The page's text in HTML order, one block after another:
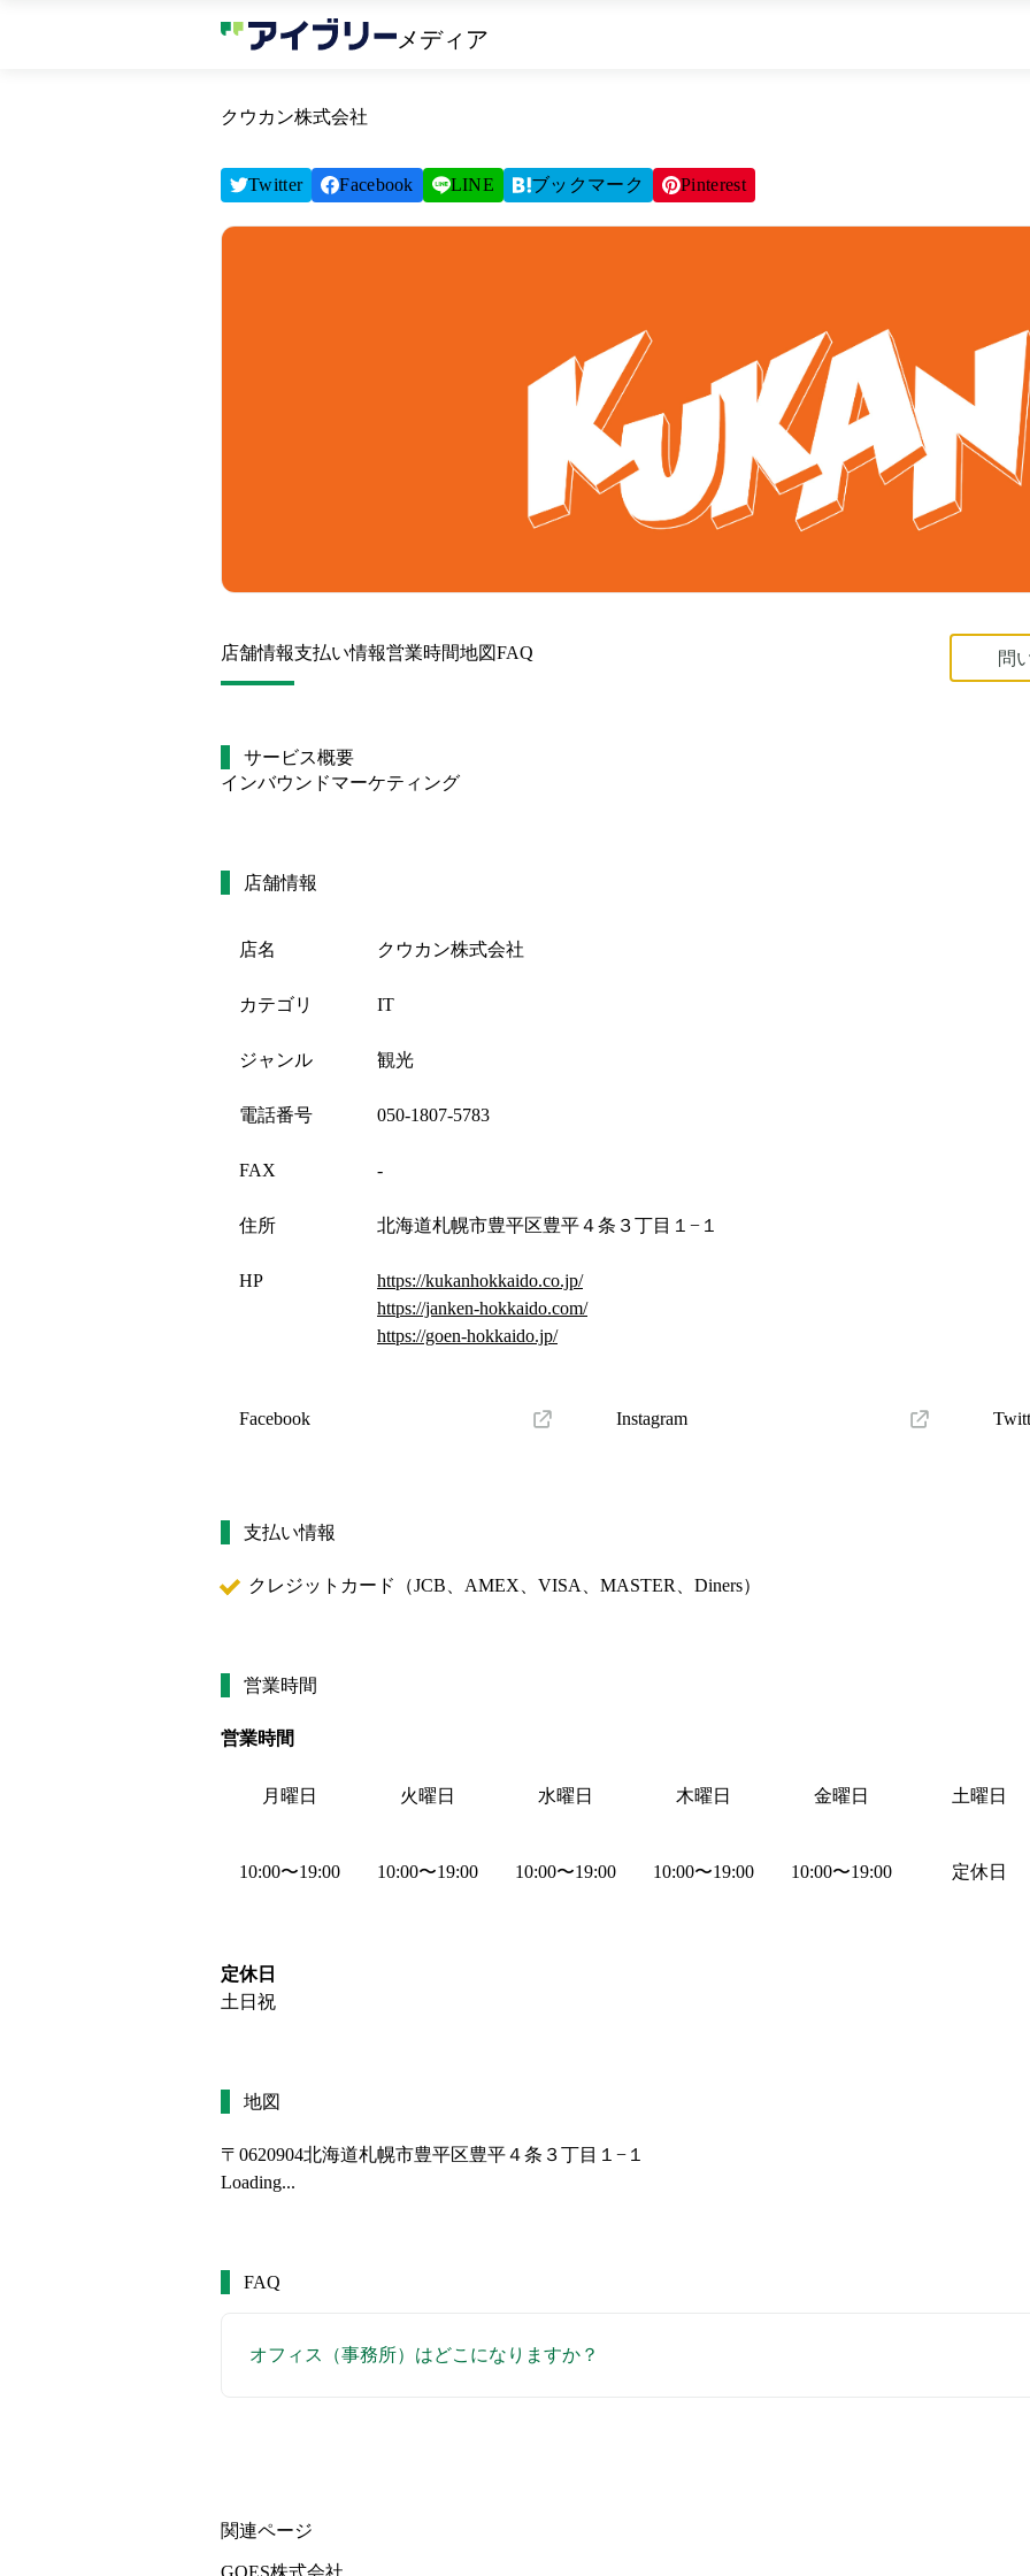
メディア
クウカン株式会社
Twitter Facebook LINE ブックマーク Pinterest
店舗情報支払い情報営業時間地図FAQ 問
サービス概要
インバウンドマーケティング
店舗情報
店名 クウカン株式会社
カテゴリ IT
ジャンル 観光
電話番号 050-1807-5783
FAX -
住所 北海道札幌市豊平区豊平４条３丁目１−１
HP
https://kukanhokkaido.co.jp/
https://janken-hokkaido.com/
https://goen-hokkaido.jp/
Facebook Instagram
支払い情報
クレジットカード（JCB、AMEX、VISA、MASTER、Diners）
営業時間
営業時間
月曜日 火曜日 水曜日 木曜日 金曜日 土曜日
10:00〜19:00 10:00〜19:00 10:00〜19:00 10:00〜19:00 10:00〜19:00 定休日
定休日
土日祝
地図
〒0620904北海道札幌市豊平区豊平４条３丁目１−１
Loading...
FAQ
オフィス（事務所）はどこになりますか？
関連ページ
GOES株式会社